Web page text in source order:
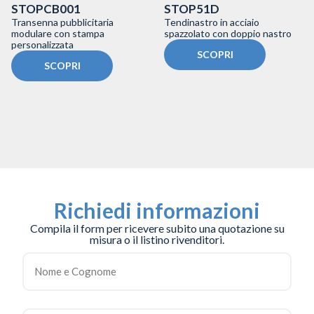
STOPCB001
Transenna pubblicitaria
modulare con stampa
personalizzata
SCOPRI
STOP51D
Tendinastro in acciaio
spazzolato con doppio nastro
SCOPRI
Richiedi informazioni
Compila il form per ricevere subito una quotazione su
misura o il listino rivenditori.